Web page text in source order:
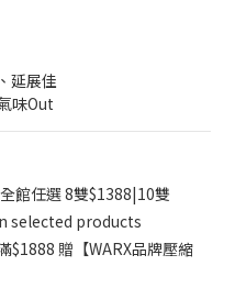
延展佳
味Out
館任選 8雙$1388|10雙
selected products
$1888 贈【WARX品牌壓縮